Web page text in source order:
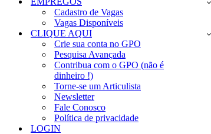
Cadastro de Vagas
Vagas Disponíveis
CLIQUE AQUI
Crie sua conta no GPO
Pesquisa Avançada
Contribua com o GPO (não é
dinheiro !)
Torne-se um Articulista
Newsletter
Fale Conosco
Política de privacidade
LOGIN